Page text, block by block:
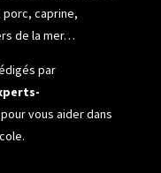
caprine,
de la mer…
par
pour vous aider dans